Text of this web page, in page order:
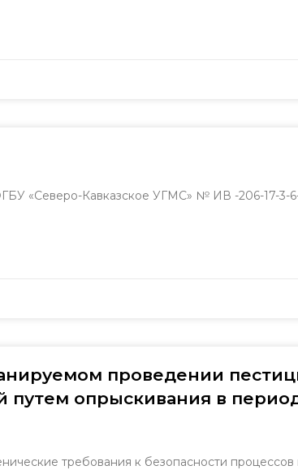
«Северо-Кавказское УГМС» № ИВ -206-17-3-
проведении
путем опрыскивания в
требования к безопасности процессов